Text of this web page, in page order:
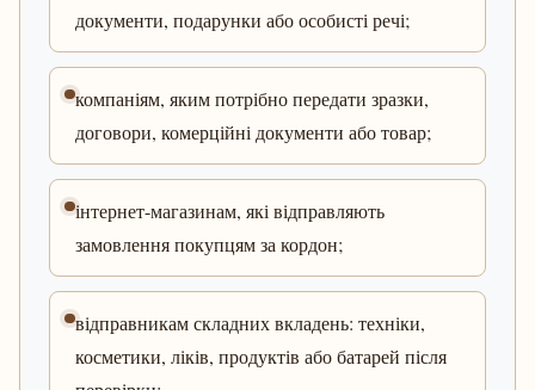
документи, подарунки або особисті речі;
компаніям, яким потрібно передати зразки,
договори, комерційні документи або товар;
інтернет-магазинам, які відправляють
замовлення покупцям за кордон;
відправникам складних вкладень: техніки,
косметики, ліків, продуктів або батарей після